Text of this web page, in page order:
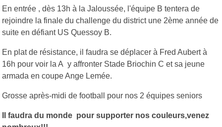
En entrée , dès 13h à la Jaloussée, l'équipe B tentera de
rejoindre la finale du challenge du district une 2ème année de
suite en défiant US Quessoy B.
En plat de résistance, il faudra se déplacer à Fred Aubert à
16h pour voir la A y affronter Stade Briochin C et sa jeune
armada en coupe Ange Lemée.
Grosse après-midi de football pour nos 2 équipes seniors
Il faudra du monde pour supporter nos couleurs,venez